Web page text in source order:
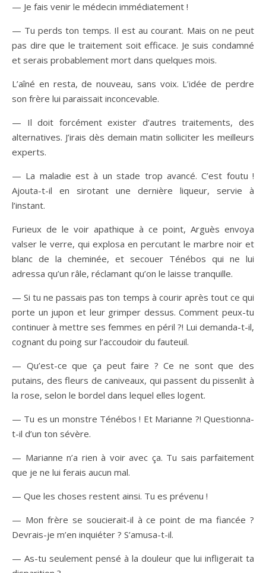
— Je fais venir le médecin immédiatement !
— Tu perds ton temps. Il est au courant. Mais on ne peut
pas dire que le traitement soit efficace. Je suis condamné
et serais probablement mort dans quelques mois.
L’aîné en resta, de nouveau, sans voix. L’idée de perdre
son frère lui paraissait inconcevable.
— Il doit forcément exister d’autres traitements, des
alternatives. J’irais dès demain matin solliciter les meilleurs
experts.
— La maladie est à un stade trop avancé. C’est foutu !
Ajouta-t-il en sirotant une dernière liqueur, servie à
l’instant.
Furieux de le voir apathique à ce point, Arguès envoya
valser le verre, qui explosa en percutant le marbre noir et
blanc de la cheminée, et secouer Ténébos qui ne lui
adressa qu’un râle, réclamant qu’on le laisse tranquille.
— Si tu ne passais pas ton temps à courir après tout ce qui
porte un jupon et leur grimper dessus. Comment peux-tu
continuer à mettre ses femmes en péril ?! Lui demanda-t-il,
cognant du poing sur l’accoudoir du fauteuil.
— Qu’est-ce que ça peut faire ? Ce ne sont que des
putains, des fleurs de caniveaux, qui passent du pissenlit à
la rose, selon le bordel dans lequel elles logent.
— Tu es un monstre Ténébos ! Et Marianne ?! Questionna-
t-il d’un ton sévère.
— Marianne n’a rien à voir avec ça. Tu sais parfaitement
que je ne lui ferais aucun mal.
— Que les choses restent ainsi. Tu es prévenu !
— Mon frère se soucierait-il à ce point de ma fiancée ?
Devrais-je m’en inquiéter ? S’amusa-t-il.
— As-tu seulement pensé à la douleur que lui infligerait ta